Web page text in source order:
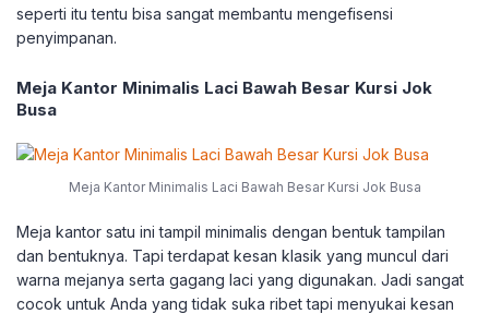
seperti itu tentu bisa sangat membantu mengefisensi
penyimpanan.
Meja Kantor Minimalis Laci Bawah Besar Kursi Jok
Busa
Meja Kantor Minimalis Laci Bawah Besar Kursi Jok Busa
Meja kantor satu ini tampil minimalis dengan bentuk tampilan
dan bentuknya. Tapi terdapat kesan klasik yang muncul dari
warna mejanya serta gagang laci yang digunakan. Jadi sangat
cocok untuk Anda yang tidak suka ribet tapi menyukai kesan